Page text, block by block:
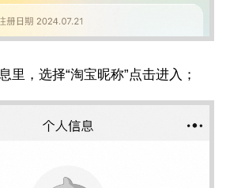
里，选择“淘宝昵称”点击进入；